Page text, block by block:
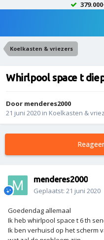
Koelkasten & vriezers
Whirlpool space t
Door menderes2000
21 juni 2020 in Koelkasten &
menderes2000
Geplaatst: 21 juni 2020
Goedendag allemaal
Ik heb whirlpool space t 6 th
Ik ben verhuisd op het scherm